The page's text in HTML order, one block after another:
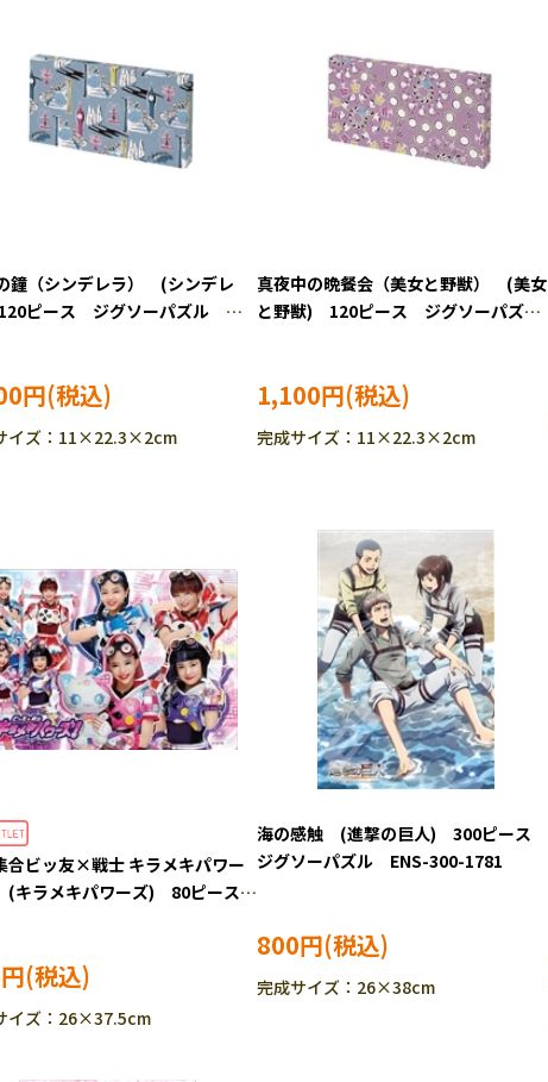
鐘（シンデレラ） (シンデレ
ピース ジグソーパズル
円
イズ：11×22.3×2cm
真夜中の晩餐会（美女と野獣） (美女
と野獣) 120ピース ジグソーパズ
1,100円
完成サイズ：11×22.3×2cm
合ビッ友×戦士 キラメキパワー
キラメキパワーズ) 80ピース
イズ：26×37.5cm
海の感触 (進撃の巨人) 300ピース
ジグソーパズル ENS-300-1781
800円
完成サイズ：26×38cm